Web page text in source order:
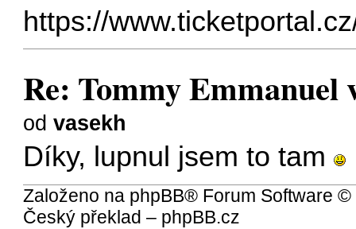
https://
Re: Tommy Emmanuel
odvasekh
Díky, lupnul jsem to tam
Založeno na phpBB® Forum Software ©
Český překlad – phpBB.cz